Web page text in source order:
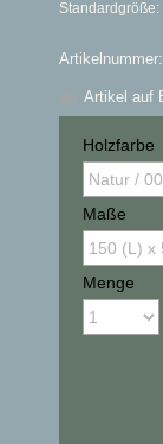
Standardgröße:
Artikel auf
Holzfarbe
Maße
Menge